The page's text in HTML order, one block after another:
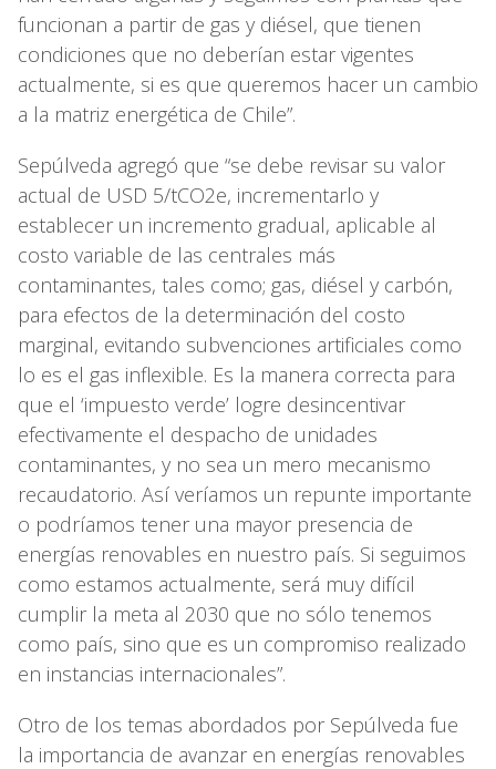
funcionan a partir de gas y diésel, que tienen
condiciones que no deberían estar vigentes
actualmente, si es que queremos hacer un cambio
a la matriz energética de Chile”.
Sepúlveda agregó que “se debe revisar su valor
actual de USD 5/tCO2e, incrementarlo y
establecer un incremento gradual, aplicable al
costo variable de las centrales más
contaminantes, tales como; gas, diésel y carbón,
para efectos de la determinación del costo
marginal, evitando subvenciones artificiales como
lo es el gas inflexible. Es la manera correcta para
que el ‘impuesto verde’ logre desincentivar
efectivamente el despacho de unidades
contaminantes, y no sea un mero mecanismo
recaudatorio. Así veríamos un repunte importante
o podríamos tener una mayor presencia de
energías renovables en nuestro país. Si seguimos
como estamos actualmente, será muy difícil
cumplir la meta al 2030 que no sólo tenemos
como país, sino que es un compromiso realizado
en instancias internacionales”.
Otro de los temas abordados por Sepúlveda fue
la importancia de avanzar en energías renovables